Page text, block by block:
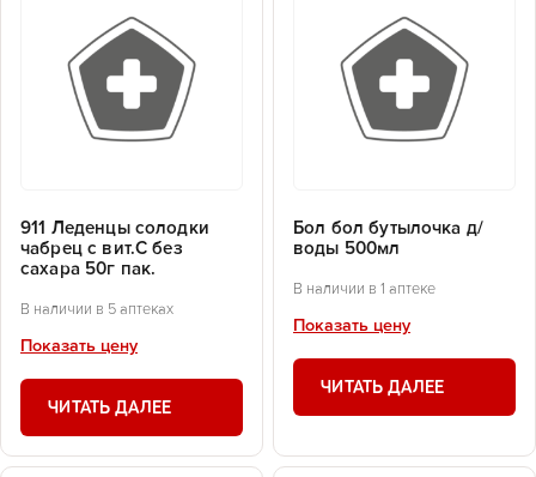
911 Леденцы солодки
чабрец с вит.С без
сахара 50г пак.
В наличии в 5 аптеках
Показать цену
ЧИТАТЬ ДАЛЕЕ
Бол бол бутылочка д/
воды 500мл
В наличии в 1 аптеке
Показать цену
ЧИТАТЬ ДАЛЕЕ